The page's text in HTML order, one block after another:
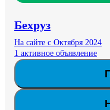
Датчик слепых зон
Пробег 137000мил
Вин код кати задаги
Бехруз
На сайте с Октября 2024
1 активное объявление